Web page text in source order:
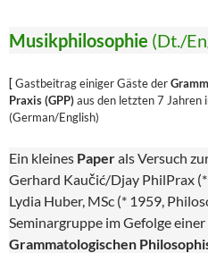
Musikphilosophie (Dt./
[Gastbeitrag einiger Gäste der
Praxis (GPP)aus den letzten 7
(German/English)
Ein kleines Paperals Versuch
Gerhard Kaučić/Djay PhilPrax
Lydia Huber, MSc (* 1959,
Seminargruppe im Gefolge
Grammatologischen